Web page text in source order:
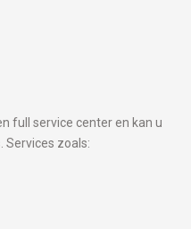
full service center en kan u
Services zoals: